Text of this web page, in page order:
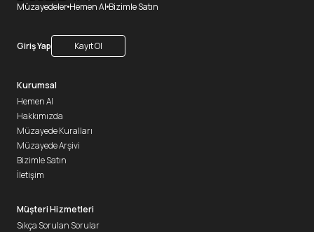
Müzayedeler Hemen Al Bizimle Satın
Giriş Yap Kayıt Ol
Kurumsal
Hemen Al
Hakkımızda
Müzayede Kuralları
Müzayede Arşivi
Bizimle Satın
İletişim
Müşteri Hizmetleri
Sıkça Sorulan Sorular